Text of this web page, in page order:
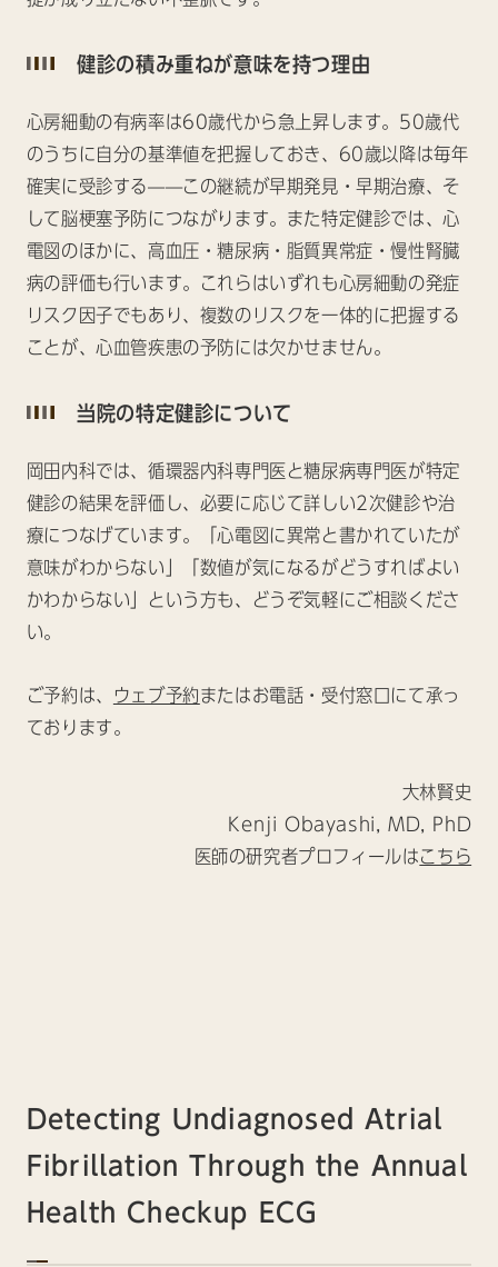
健診の積み重ねが意味を持つ理由
心房細動の有病率は60歳代から急上昇します。50歳代
のうちに自分の基準値を把握しておき、60歳以降は毎年
確実に受診する——この継続が早期発見・早期治療、そ
して脳梗塞予防につながります。また特定健診では、心
電図のほかに、高血圧・糖尿病・脂質異常症・慢性腎臓
病の評価も行います。これらはいずれも心房細動の発症
リスク因子でもあり、複数のリスクを一体的に把握する
ことが、心血管疾患の予防には欠かせません。
当院の特定健診について
岡田内科では、循環器内科専門医と糖尿病専門医が特定
健診の結果を評価し、必要に応じて詳しい2次健診や治
療につなげています。「心電図に異常と書かれていたが
意味がわからない」「数値が気になるがどうすればよい
かわからない」という方も、どうぞ気軽にご相談くださ
い。
ご予約は、 ウェブ予約またはお電話・受付窓口にて承っ
ております。
大林賢史
Kenji Obayashi, MD, PhD
医師の研究者プロフィールはこちら
Detecting Undiagnosed Atrial
Fibrillation Through the Annual
Health Checkup ECG